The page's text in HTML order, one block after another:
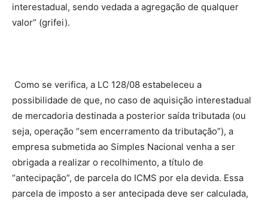
interestadual, sendo vedada a agregação de qualquer
valor” (grifei).
Como se verifica, a LC 128/08 estabeleceu a
possibilidade de que, no caso de aquisição interestadual
de mercadoria destinada a posterior saída tributada (ou
seja, operação “sem encerramento da tributação”), a
empresa submetida ao Simples Nacional venha a ser
obrigada a realizar o recolhimento, a título de
“antecipação”, de parcela do ICMS por ela devida. Essa
parcela de imposto a ser antecipada deve ser calculada,